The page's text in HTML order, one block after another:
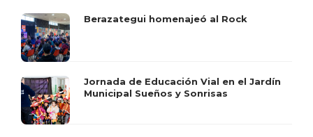
Berazategui homenajeó al Rock
Jornada de Educación Vial en el Jardín
Municipal Sueños y Sonrisas